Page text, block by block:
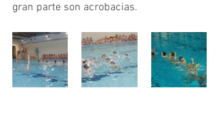
gran parte son acrobacias.